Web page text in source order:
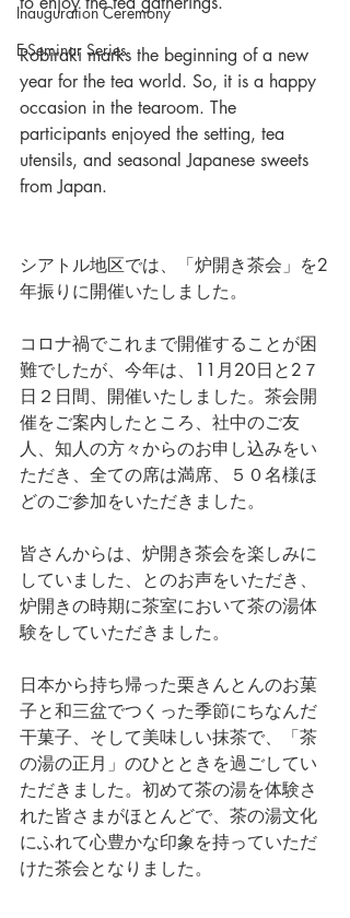
Inauguration Ceremony
E-Seminar Series
Robiraki marks the beginning of a new
year for the tea world. So, it is a happy
occasion in the tearoom. The
participants enjoyed the setting, tea
utensils, and seasonal Japanese sweets
from Japan.
シアトル地区では、「炉開き茶会」を2
年振りに開催いたしました。
コロナ禍でこれまで開催することが困
難でしたが、今年は、11月20日と2７
日２日間、開催いたしました。茶会開
催をご案内したところ、社中のご友
人、知人の方々からのお申し込みをい
ただき、全ての席は満席、５０名様ほ
どのご参加をいただきました。
皆さんからは、炉開き茶会を楽しみに
していました、とのお声をいただき、
炉開きの時期に茶室において茶の湯体
験をしていただきました。
日本から持ち帰った栗きんとんのお菓
子と和三盆でつくった季節にちなんだ
干菓子、そして美味しい抹茶で、「茶
の湯の正月」のひとときを過ごしてい
ただきました。初めて茶の湯を体験さ
れた皆さまがほとんどで、茶の湯文化
にふれて心豊かな印象を持っていただ
けた茶会となりました。